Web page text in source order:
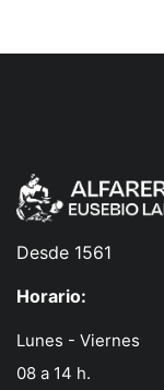
Desde 1561
Horario:
Lunes - Viernes
08 a 14 h.